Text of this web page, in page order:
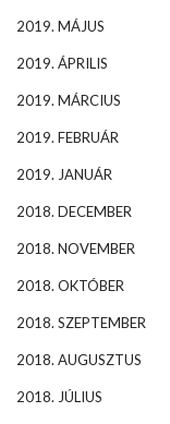
2019. MÁJUS
2019. ÁPRILIS
2019. MÁRCIUS
2019. FEBRUÁR
2019. JANUÁR
2018. DECEMBER
2018. NOVEMBER
2018. OKTÓBER
2018. SZEPTEMBER
2018. AUGUSZTUS
2018. JÚLIUS